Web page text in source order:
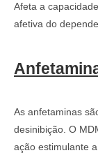
Afeta a
afetiva do
As anfetaminas
desinibição. O
ação estimulante